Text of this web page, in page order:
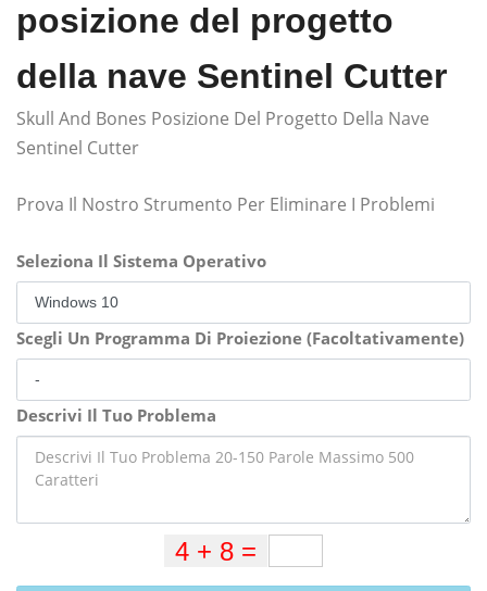
posizione del progetto
della nave Sentinel Cutter
Skull And Bones Posizione Del Progetto Della Nave
Sentinel Cutter
Prova Il Nostro Strumento Per Eliminare I Problemi
Seleziona Il Sistema Operativo
Scegli Un Programma Di Proiezione (Facoltativamente)
Descrivi Il Tuo Problema